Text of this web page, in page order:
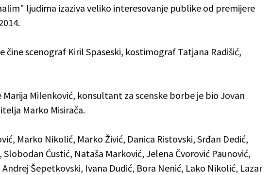
ljudima izaziva veliko interesovanje publike od premijere
čine scenograf Kiril Spaseski, kostimograf Tatjana Radišić,
Milenković, konsultant za scenske borbe je bio Jovan
Marko Misirača.
Marko Nikolić, Marko Živić, Danica Ristovski, Srđan Dedić,
Slobodan Ćustić, Nataša Marković, Jelena Čvorović Paunović,
Andrej Šepetkovski, Ivana Dudić, Bora Nenić, Lako Nikolić, Lazar